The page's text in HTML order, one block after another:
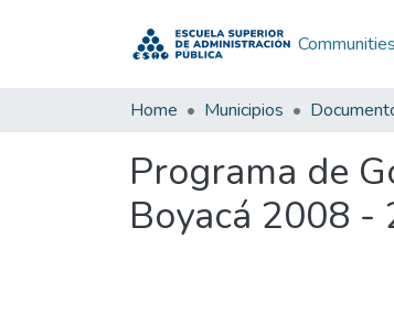
Home Municipios
Programa de
Boyacá 2008 -